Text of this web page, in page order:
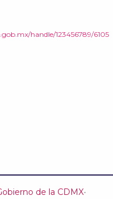
handle/123456789/6105
de la CDMX•